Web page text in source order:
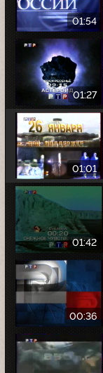
01:54
01:27
01:01
01:42
00:36